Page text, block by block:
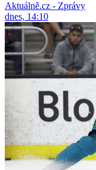
Aktuálně.cz - Zprávy
dnes, 14:10